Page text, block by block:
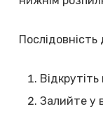
Залийте у